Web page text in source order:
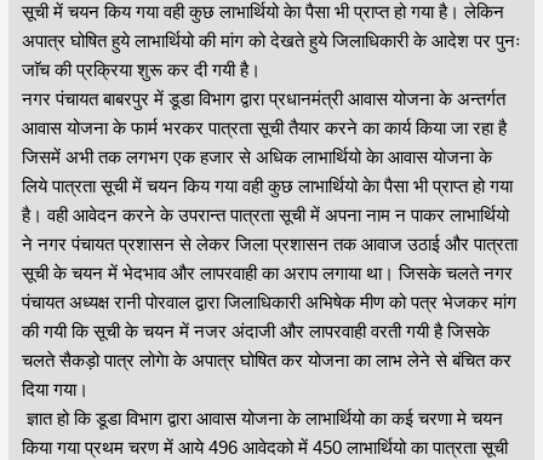
सूची में चयन किय गया वही कुछ लाभार्थियो केा पैसा भी प्राप्त हो गया है। लेकिन
अपात्र घोषित हुये लाभार्थियो की मांग को देखते हुये जिलाधिकारी के आदेश पर पुनः
जाॅच की प्रक्रिया शुरू कर दी गयी है।
नगर पंचायत बाबरपुर में डूडा विभाग द्वारा प्रधानमंत्री आवास योजना के अन्तर्गत
आवास योजना के फार्म भरकर पात्रता सूची तैयार करने का कार्य किया जा रहा है
जिसमें अभी तक लगभग एक हजार से अधिक लाभार्थियो केा आवास योजना के
लिये पात्रता सूची में चयन किय गया वही कुछ लाभार्थियो केा पैसा भी प्राप्त हो गया
है। वही आवेदन करने के उपरान्त पात्रता सूची में अपना नाम न पाकर लाभार्थियो
ने नगर पंचायत प्रशासन से लेकर जिला प्रशासन तक आवाज उठाई और पात्रता
सूची के चयन में भेदभाव और लापरवाही का अराप लगाया था। जिसके चलते नगर
पंचायत अध्यक्ष रानी पोरवाल द्वारा जिलाधिकारी अभिषेक मीण को पत्र भेजकर मांग
की गयी कि सूची के चयन में नजर अंदाजी और लापरवाही वरती गयी है जिसके
चलते सैकड़ो पात्र लोगेा के अपात्र घोषित कर योजना का लाभ लेने से बंचित कर
दिया गया।
ज्ञात हो कि डूडा विभाग द्वारा आवास योजना के लाभार्थियो का कई चरणा मे चयन
किया गया प्रथम चरण में आये 496 आवेदको में 450 लाभार्थियो का पात्रता सूची